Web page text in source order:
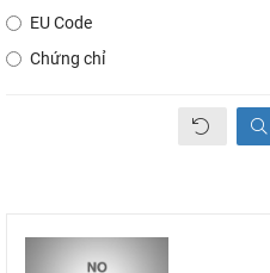
EU Code
Chứng chỉ